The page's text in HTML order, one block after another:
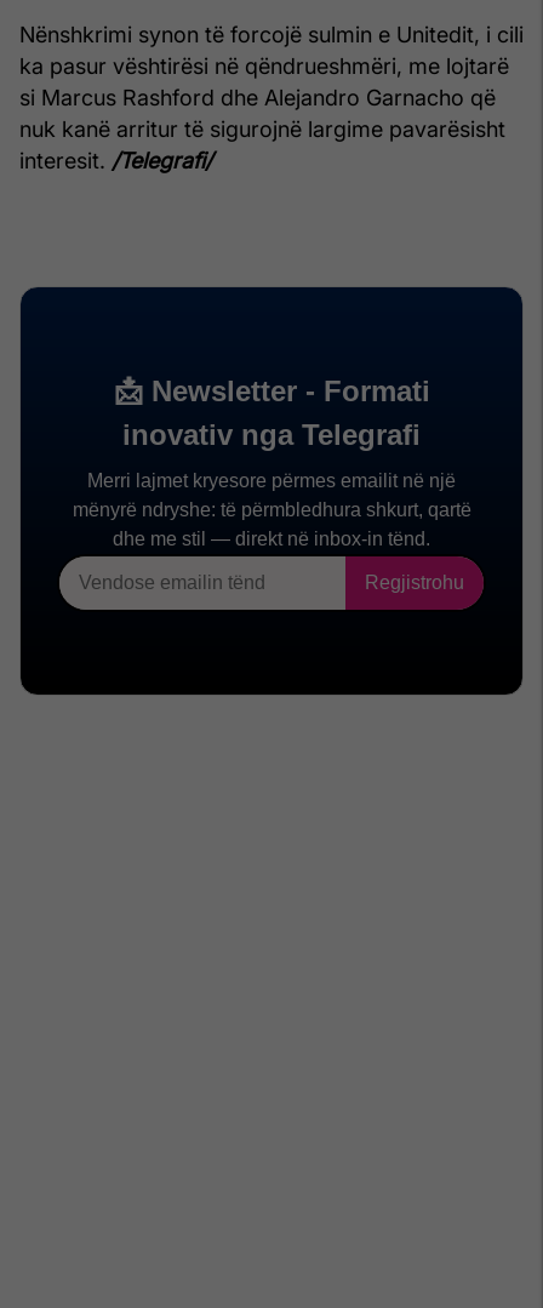
Nënshkrimi synon të forcojë sulmin e Unitedit, i cili
ka pasur vështirësi në qëndrueshmëri, me lojtarë
si Marcus Rashford dhe Alejandro Garnacho që
nuk kanë arritur të sigurojnë largime pavarësisht
interesit. /Telegrafi/